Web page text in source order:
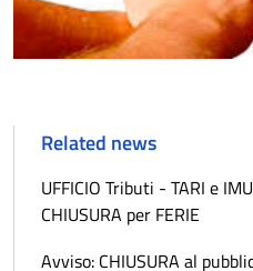
Related news
UFFICIO Tributi - TARI e
CHIUSURA per FERIE
Avviso: CHIUSURA al